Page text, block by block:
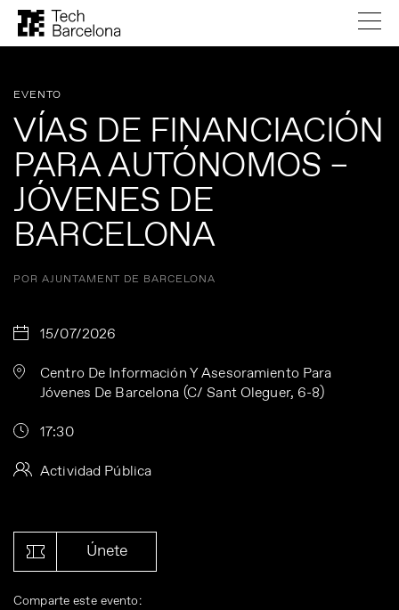
EVENTO
VÍAS DE FINANCIACIÓN
PARA AUTÓNOMOS –
JÓVENES DE
BARCELONA
POR AJUNTAMENT DE BARCELONA
15/07/2026
Centro De Información Y Asesoramiento Para
Jóvenes De Barcelona (C/ Sant Oleguer, 6-8)
17:30
Actividad Pública
Únete
Comparte este evento: